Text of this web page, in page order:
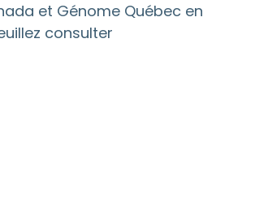
et Génome Québec en
consulter